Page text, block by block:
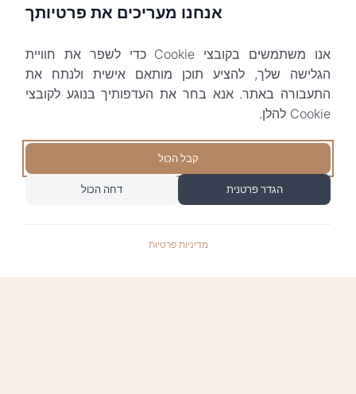
אנחנו מעריכים את פרטיותך
אנו משתמשים בקובצי Cookie כדי לשפר את חוויית
הגלישה שלך, להציע תוכן מותאם אישית ולנתח את
התעבורה באתר. אנא בחר את העדפותיך בנוגע לקובצי
Cookie להלן.
קבל הכול
הגדר פרטנית דחה הכול
מדיניות פרטיות